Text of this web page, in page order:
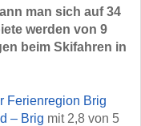
man sich auf 34
werden von 9
beim Skifahren in
Ferienregion Brig
– Brig mit 2,8 von 5